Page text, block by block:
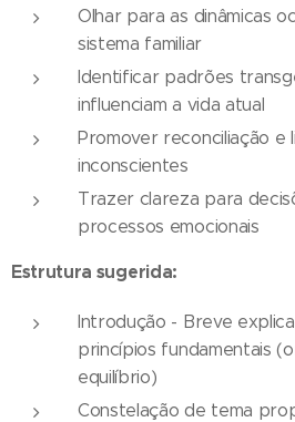
Olhar para as dinâmicas
sistema familiar
Identificar padrões
influenciam a vida atual
Promover reconciliação e
inconscientes
Trazer clareza para
processos emocionais
Estrutura sugerida:
Introdução - Breve
princípios fundamentais
equilíbrio)
Constelação de tema